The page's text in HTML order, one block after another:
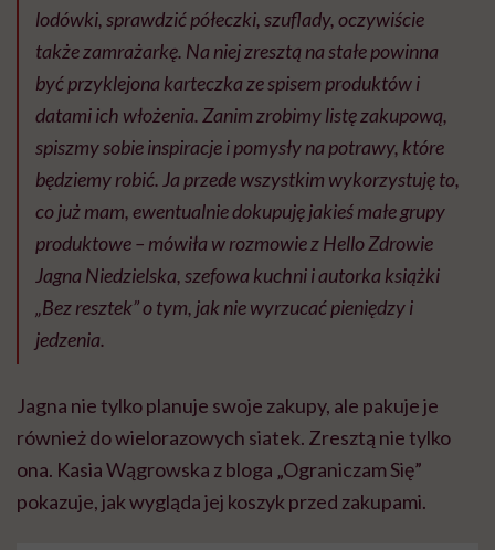
lodówki, sprawdzić półeczki, szuflady, oczywiście
także zamrażarkę. Na niej zresztą na stałe powinna
być przyklejona karteczka ze spisem produktów i
datami ich włożenia. Zanim zrobimy listę zakupową,
spiszmy sobie inspiracje i pomysły na potrawy, które
będziemy robić. Ja przede wszystkim wykorzystuję to,
co już mam, ewentualnie dokupuję jakieś małe grupy
produktowe – mówiła w rozmowie z Hello Zdrowie
Jagna Niedzielska, szefowa kuchni i autorka książki
„Bez resztek” o tym, jak nie wyrzucać pieniędzy i
jedzenia.
Jagna nie tylko planuje swoje zakupy, ale pakuje je
również do wielorazowych siatek. Zresztą nie tylko
ona. Kasia Wągrowska z bloga „Ograniczam Się”
pokazuje, jak wygląda jej koszyk przed zakupami.